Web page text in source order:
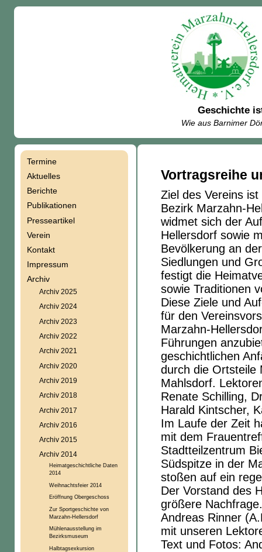
Geschichte
Wie aus Barnimer
Vortragsreihe
Ziel des Vereins
Bezirk Marzahn-
widmet sich der
Hellersdorf sowie
Bevölkerung an
Siedlungen und
festigt die
sowie Traditionen
Diese Ziele und
für den
Marzahn-
Führungen
geschichtlichen
durch die Ortsteile
Mahlsdorf.
Renate Schilling,
Harald Kintscher,
Im Laufe der Zeit
mit dem
Stadtteilzentrum
Südspitze in der
stoßen auf ein
Der Vorstand des
größere
Andreas Rinner
mit unseren
Text und Fotos:
Termine
Aktuelles
Berichte
Publikationen
Presseartikel
Verein
Kontakt
Impressum
Archiv
Archiv 2025
Archiv 2024
Archiv 2023
Archiv 2022
Archiv 2021
Archiv 2020
Archiv 2019
Archiv 2018
Archiv 2017
Archiv 2016
Archiv 2015
Archiv 2014
Heimatgeschichtliche Daten
2014
Weihnachtsfeier 2014
Eröffnung Obergeschoss
Zur Sportgeschichte von
Marzahn-Hellersdorf
Mühlenausstellung im
Bezirksmuseum
Halbtagsexkursion